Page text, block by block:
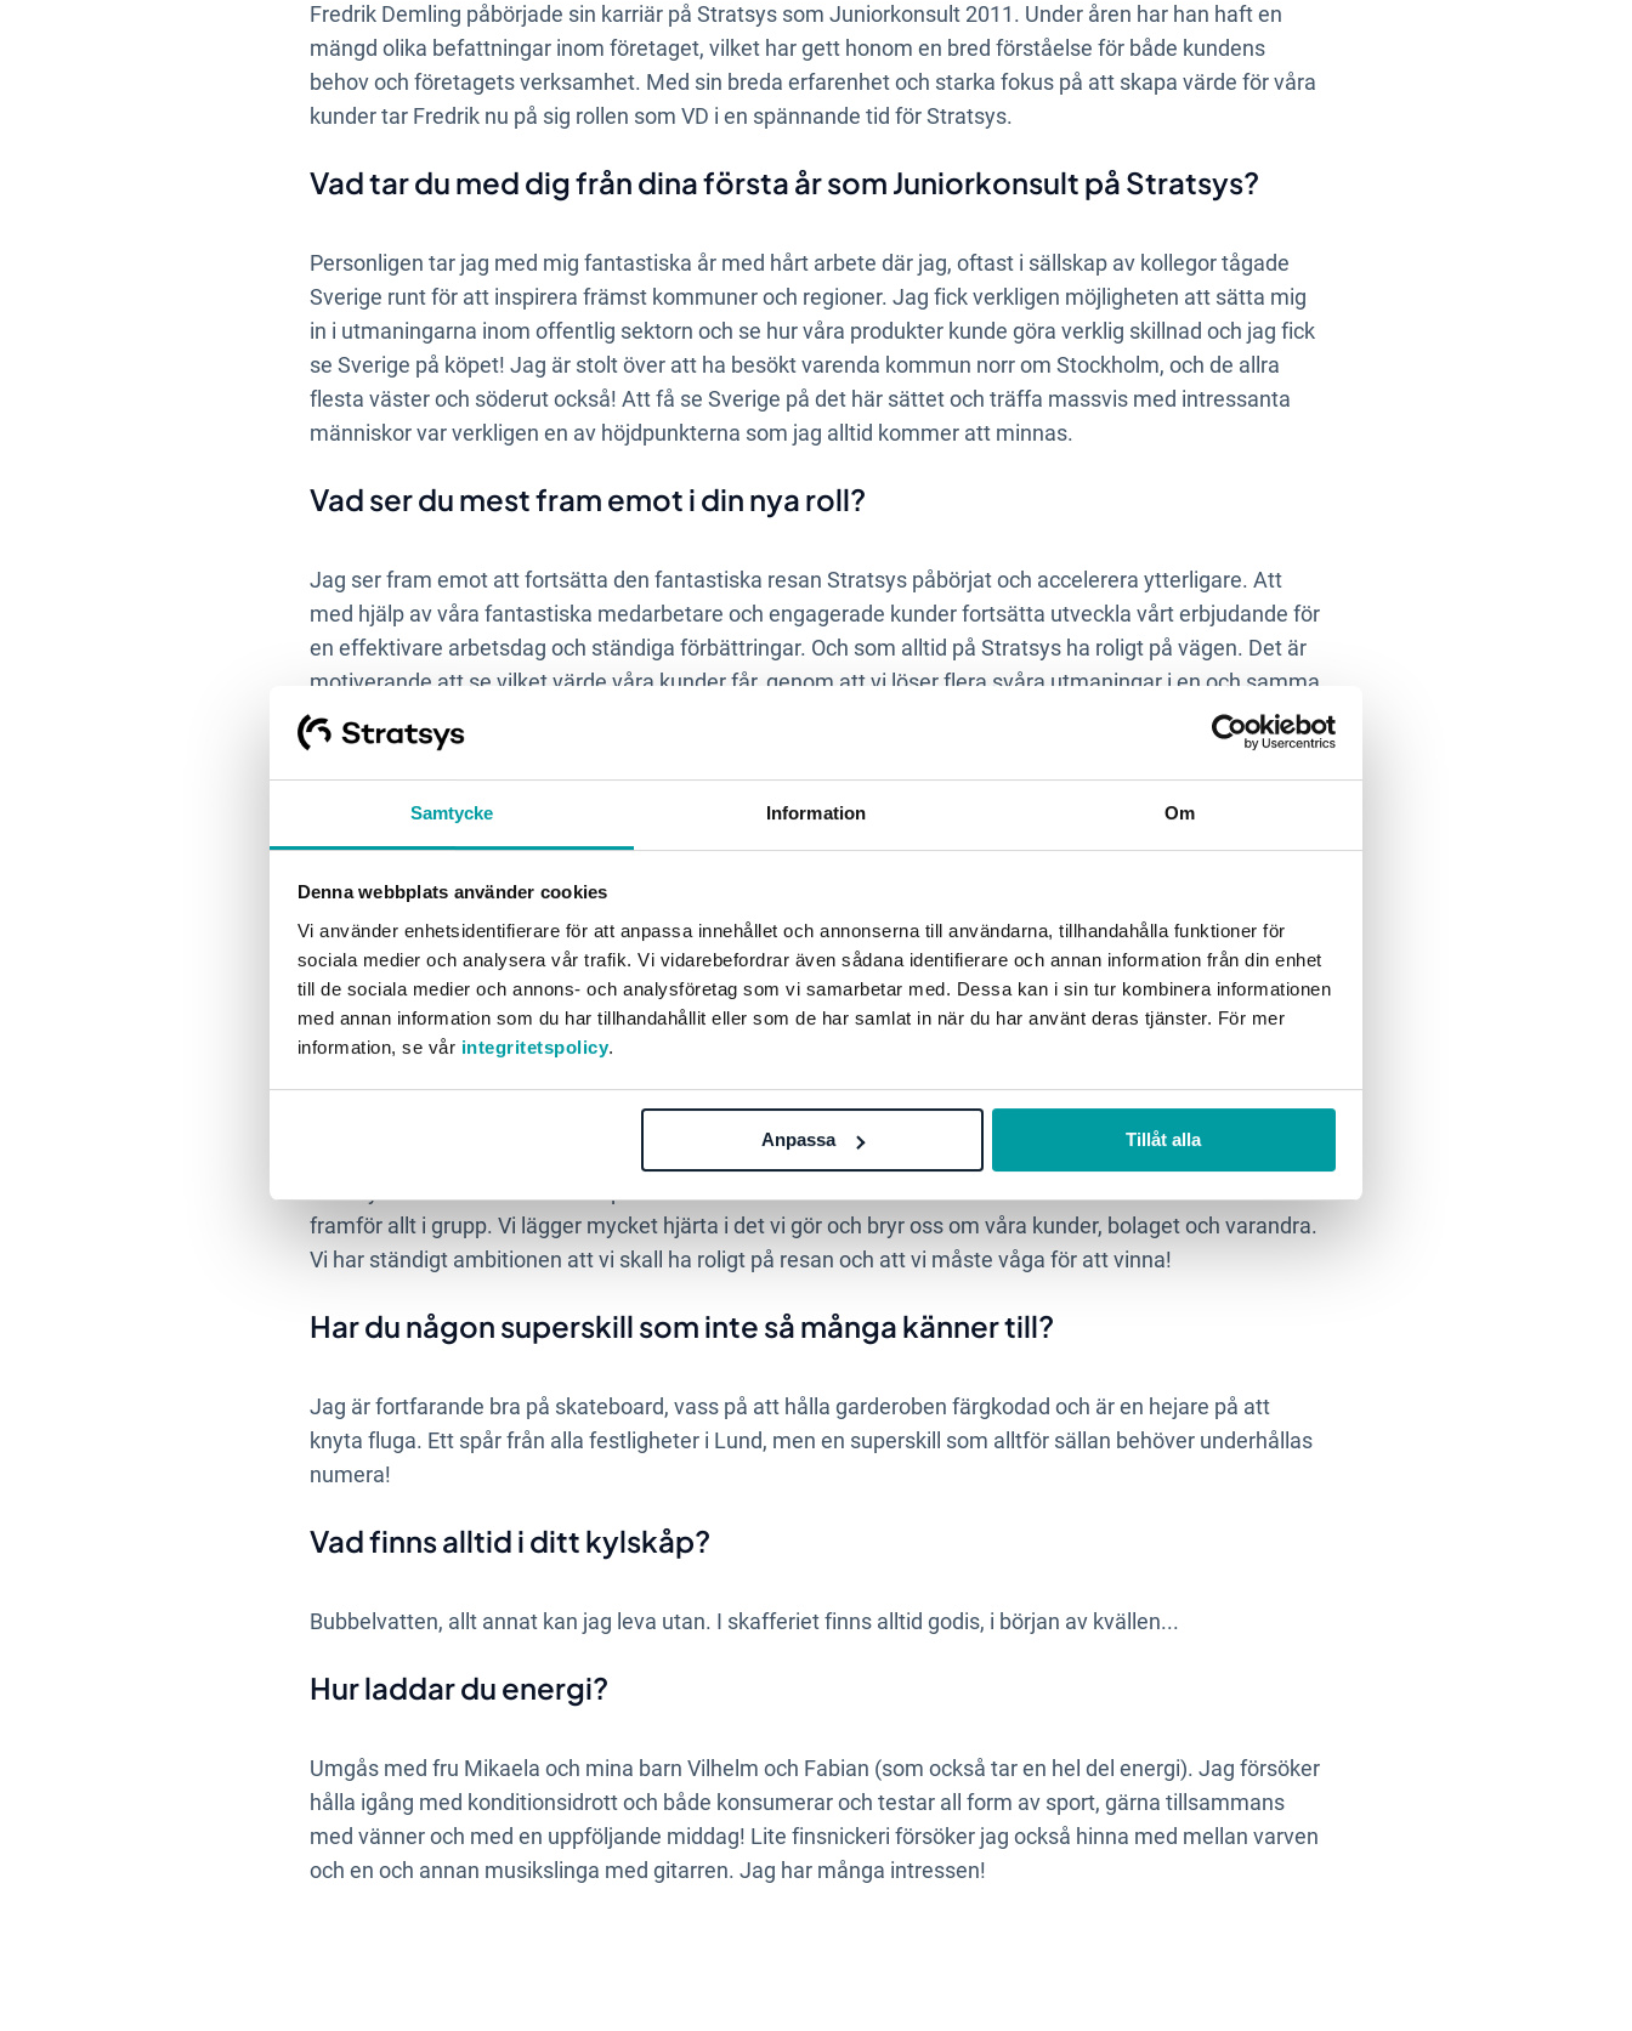
Samtycke Information Om
Denna webbplats använder cookies
Vi använder enhetsidentifierare för att anpassa innehållet och annonserna till användarna, tillhandahålla funktioner för
sociala medier och analysera vår trafik. Vi vidarebefordrar även sådana identifierare och annan information från din enhet
till de sociala medier och annons- och analysföretag som vi samarbetar med. Dessa kan i sin tur kombinera informationen
med annan information som du har tillhandahållit eller som de har samlat in när du har använt deras tjänster. För mer
information, se vår integritetspolicy.
Anpassa Tillåt alla
Fredrik Demling påbörjade sin karriär på Stratsys som Juniorkonsult 2011. Under åren har han haft en
mängd olika befattningar inom företaget, vilket har gett honom en bred förståelse för både kundens
behov och företagets verksamhet. Med sin breda erfarenhet och starka fokus på att skapa värde för våra
kunder tar Fredrik nu på sig rollen som VD i en spännande tid för Stratsys.
Vad tar du med dig från dina första år som Juniorkonsult på Stratsys?
Personligen tar jag med mig fantastiska år med hårt arbete där jag, oftast i sällskap av kollegor tågade
Sverige runt för att inspirera främst kommuner och regioner. Jag fick verkligen möjligheten att sätta mig
in i utmaningarna inom offentlig sektorn och se hur våra produkter kunde göra verklig skillnad och jag fick
se Sverige på köpet! Jag är stolt över att ha besökt varenda kommun norr om Stockholm, och de allra
flesta väster och söderut också! Att få se Sverige på det här sättet och träffa massvis med intressanta
människor var verkligen en av höjdpunkterna som jag alltid kommer att minnas.
Vad ser du mest fram emot i din nya roll?
Jag ser fram emot att fortsätta den fantastiska resan Stratsys påbörjat och accelerera ytterligare. Att
med hjälp av våra fantastiska medarbetare och engagerade kunder fortsätta utveckla vårt erbjudande för
en effektivare arbetsdag och ständiga förbättringar. Och som alltid på Stratsys ha roligt på vägen. Det är
motiverande att se vilket värde våra kunder får, genom att vi löser flera svåra utmaningar i en och samma
plattform.
Vad har varit din drivkraft att stanna på Stratsys i 12 år, när många i
dagens arbetsliv ser på karriärutveckling som en anledning att byta
jobb?
Med Stratsys fina utvecklingsresa har det varit ett fantastiskt ställe för karriärutveckling. Ett innovativt
bolag i framkant som är lyhörda för både kunder och medarbetare och på ett tydligt sätt visat vikten och
uppskattningen av medarbetarna. Den kombinationen har gjort att Stratsys varit följsamma med nya
möjligheter och sen har det varit upp till mig och mina kollegor att förtjäna dem!
Vad tycker du är det bästa med att jobba på Stratsys?
framför allt i grupp. Vi lägger mycket hjärta i det vi gör och bryr oss om våra kunder, bolaget och varandra.
Vi har ständigt ambitionen att vi skall ha roligt på resan och att vi måste våga för att vinna!
Har du någon superskill som inte så många känner till?
Jag är fortfarande bra på skateboard, vass på att hålla garderoben färgkodad och är en hejare på att
knyta fluga. Ett spår från alla festligheter i Lund, men en superskill som alltför sällan behöver underhållas
numera!
Vad finns alltid i ditt kylskåp?
Bubbelvatten, allt annat kan jag leva utan. I skafferiet finns alltid godis, i början av kvällen...
Hur laddar du energi?
Umgås med fru Mikaela och mina barn Vilhelm och Fabian (som också tar en hel del energi). Jag försöker
hålla igång med konditionsidrott och både konsumerar och testar all form av sport, gärna tillsammans
med vänner och med en uppföljande middag! Lite finsnickeri försöker jag också hinna med mellan varven
och en och annan musikslinga med gitarren. Jag har många intressen!